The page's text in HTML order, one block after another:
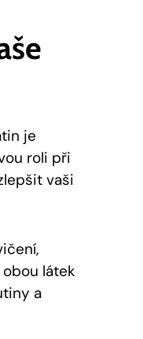
je
roli při
vaši
látek
a